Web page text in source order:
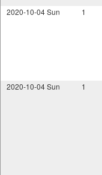
2020-10-04 Sun 1
2020-10-04 Sun 1